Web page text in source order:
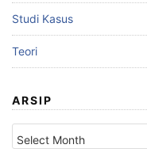
Studi Kasus
Teori
ARSIP
Arsip